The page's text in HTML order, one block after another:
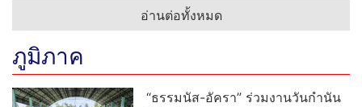
อ่านต่อทั้งหมด
ภูมิภาค
“ธรรมนัส-อัครา” ร่วมงานวันกำนัน